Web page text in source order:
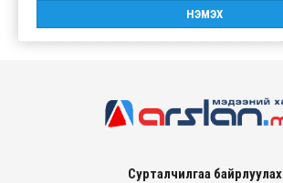
Сурталчилгаа байрлуулах